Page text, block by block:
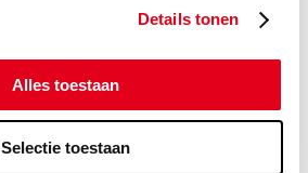
Details tonen
Alles toestaan
Selectie toestaan